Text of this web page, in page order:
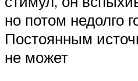
но потом недолго
Постоянным
не может